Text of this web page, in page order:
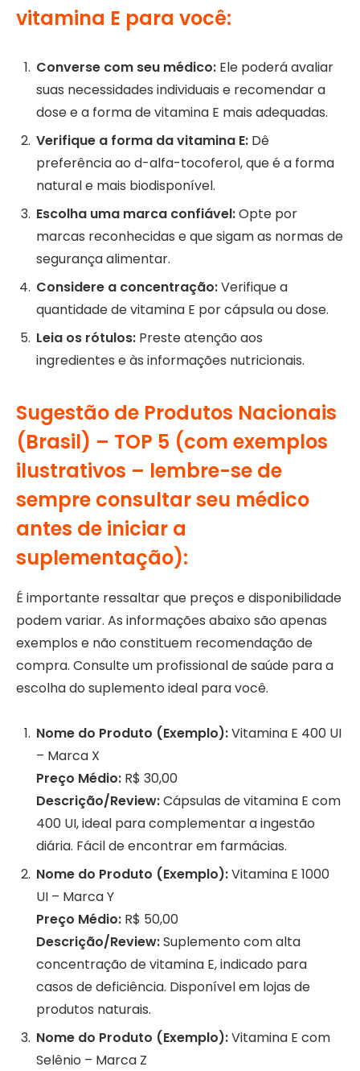
vitamina E para você:
Converse com seu médico: Ele poderá avaliar
suas necessidades individuais e recomendar a
dose e a forma de vitamina E mais adequadas.
Verifique a forma da vitamina E: Dê
preferência ao d-alfa-tocoferol, que é a forma
natural e mais biodisponível.
Escolha uma marca confiável:Opte por
marcas reconhecidas e que sigam as normas de
segurança alimentar.
Considere a concentração:Verifique a
quantidade de vitamina E por cápsula ou dose.
Leia os rótulos: Preste atenção aos
ingredientes e às informações nutricionais.
Sugestão de Produtos Nacionais
(Brasil) – TOP 5 (com exemplos
ilustrativos – lembre-se de
sempre consultar seu médico
antes de iniciar a
suplementação):
É importante ressaltar que preços e disponibilidade
podem variar. As informações abaixo são apenas
exemplos e não constituem recomendação de
compra. Consulte um profissional de saúde para a
escolha do suplemento ideal para você.
Nome do Produto (Exemplo):Vitamina E 400 UI
– Marca X
Preço Médio: R$ 30,00
Descrição/Review:Cápsulas de vitamina E com
400 UI, ideal para complementar a ingestão
diária. Fácil de encontrar em farmácias.
Nome do Produto (Exemplo):Vitamina E 1000
UI – Marca Y
Preço Médio: R$ 50,00
Descrição/Review:Suplemento com alta
concentração de vitamina E, indicado para
casos de deficiência. Disponível em lojas de
produtos naturais.
Nome do Produto (Exemplo):Vitamina E com
Selênio – Marca Z